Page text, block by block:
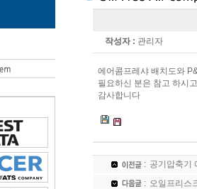
작성자 : 관리자
에어콤프레샤 배치도와
필요하신 분은 참고 하시
감사합니다
: 공기압축기
: 오일프리스